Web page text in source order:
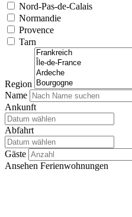
Nord-Pas-de-Calais
Normandie
Provence
Tarn
Region
Name
Ankunft
Abfahrt
Gäste
Ansehen Ferienwohnungen